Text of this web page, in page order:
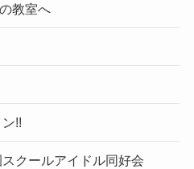
教室へ
!!
クールアイドル同好会